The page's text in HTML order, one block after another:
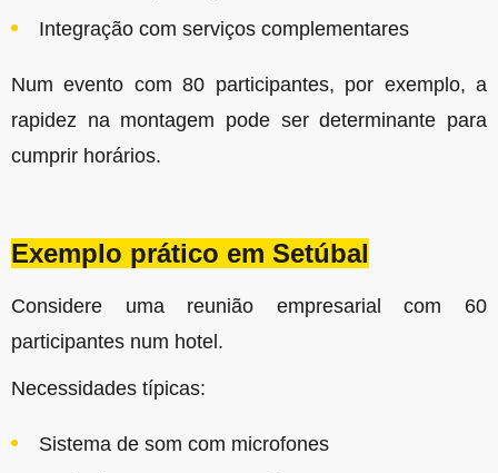
Integração com serviços complementares
Num evento com 80 participantes, por exemplo, a
rapidez na montagem pode ser determinante para
cumprir horários.
Exemplo prático em Setúbal
Considere uma reunião empresarial com 60
participantes num hotel.
Necessidades típicas:
Sistema de som com microfones